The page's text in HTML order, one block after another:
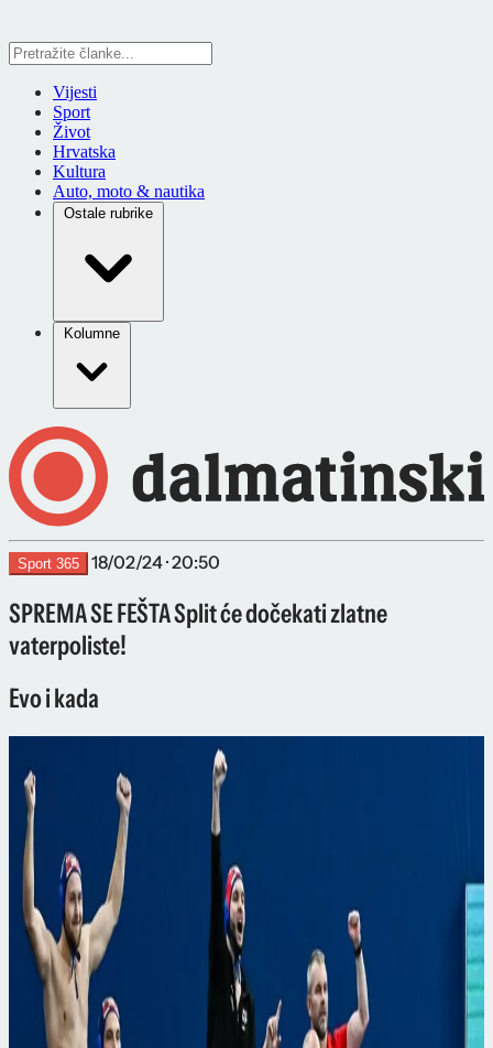
Vijesti
Sport
Život
Hrvatska
Kultura
Auto, moto & nautika
Ostale rubrike
Kolumne
Sport 365 18/02/24 · 20:50
SPREMA SE FEŠTA Split će dočekati zlatne
vaterpoliste!
Evo i kada